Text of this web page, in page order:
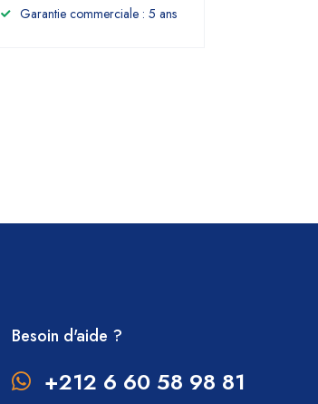
Garantie commerciale : 5 ans
Besoin d'aide ?
+212 6 60 58 98 81